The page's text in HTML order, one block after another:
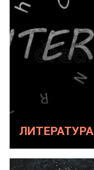
ЛИТЕРАТУРА